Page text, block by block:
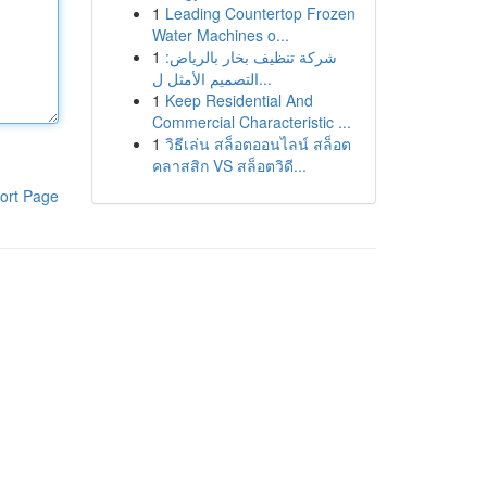
Page
1 Leading Countertop Frozen
Water Machines o...
1 شركة تنظيف بخار بالرياض:
التصميم الأمثل ل...
1 Keep Residential And
Commercial Characteristic ...
1 วิธีเล่น สล็อตออนไลน์ สล็อต
คลาสสิก VS สล็อตวิดี...